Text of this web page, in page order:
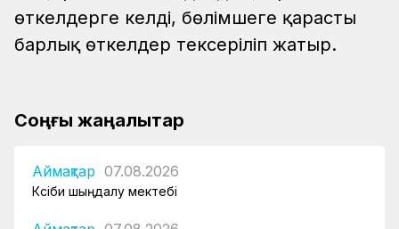
өткелдерге келді, бөлімшеге қарасты
барлық өткелдер тексеріліп жатыр.
Соңғы жаңалықтар
Аймақтар 07.08.2026
Кәсіби шыңдалу мектебі